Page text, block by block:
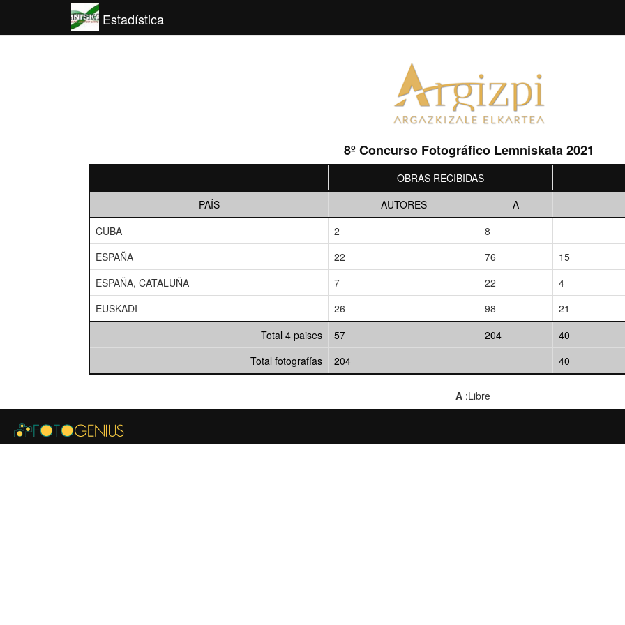
Estadística
8º Concurso Fotográfico Lemniskata 2021
OBRAS RECIBIDAS
PAÍS
AUTORES
A
CUBA
2
8
ESPAÑA
22 76
15
ESPAÑA, CATALUÑA
7 22
4
EUSKADI
26 98
21
Total 4 paises
57 204
40
Total fotografías
204 40
A :Libre